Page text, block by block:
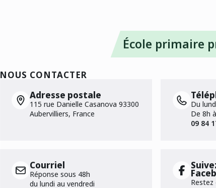
École primaire
NOUS CONTACTER
Adresse postale
115 rue Danielle Casanova 93300
Aubervilliers, France
Du
De 8h
09 84
Courriel
Réponse sous 48h
du lundi au vendredi